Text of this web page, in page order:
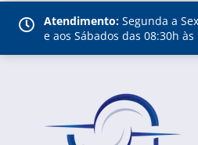
 Atendimento: Segunda a
e aos Sábados das 08:30h às